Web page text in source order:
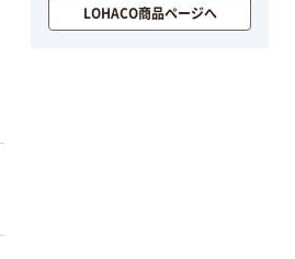
LOHACO商品ページへ